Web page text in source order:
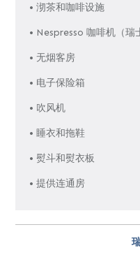
• 沏茶和咖啡设施
• Nespresso 咖啡机（瑞
• 无烟客房
• 电子保险箱
• 吹风机
• 睡衣和拖鞋
• 熨斗和熨衣板
• 提供连通房